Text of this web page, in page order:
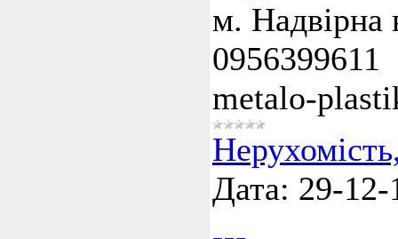
м. Надвірна
0956399611
metalo-
Дата: 29-12-